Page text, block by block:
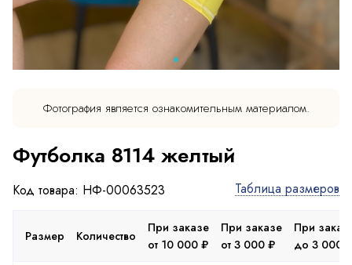
Фотография является ознакомительным материалом.
Футболка 8114 желтый
Код товара: НФ-00063523 Таблица размеров
Размер Количество
При заказе
от 10 000 ₽
При заказе
от 3 000 ₽
При
до 3 000 ₽